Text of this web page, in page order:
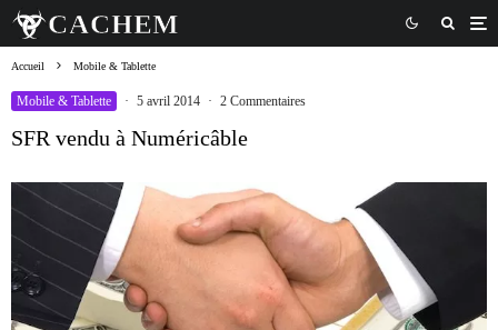
Accueil Mobile & Tablette
Mobile & Tablette · 5 avril 2014 · 2 Commentaires
SFR vendu à Numéricâble